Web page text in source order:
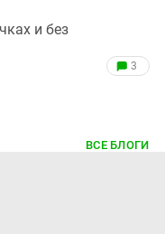
и без
3
ВСЕ БЛОГИ